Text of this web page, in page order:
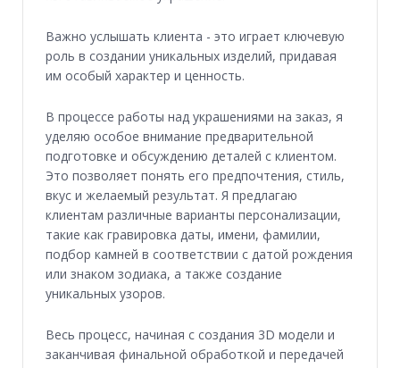
Важно услышать клиента - это играет ключевую
роль в создании уникальных изделий, придавая
им особый характер и ценность.
В процессе работы над украшениями на заказ, я
уделяю особое внимание предварительной
подготовке и обсуждению деталей с клиентом.
Это позволяет понять его предпочтения, стиль,
вкус и желаемый результат. Я предлагаю
клиентам различные варианты персонализации,
такие как гравировка даты, имени, фамилии,
подбор камней в соответствии с датой рождения
или знаком зодиака, а также создание
уникальных узоров.
Весь процесс, начиная с создания 3D модели и
заканчивая финальной обработкой и передачей